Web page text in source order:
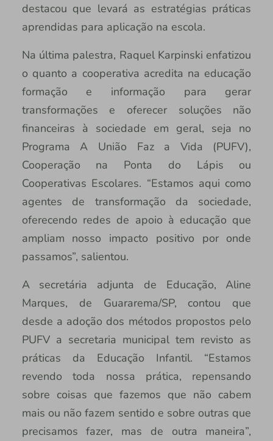
destacou que levará as estratégias práticas
aprendidas para aplicação na escola.
Na última palestra, Raquel Karpinski enfatizou
o quanto a cooperativa acredita na educação
formação e informação para gerar
transformações e oferecer soluções não
financeiras à sociedade em geral, seja no
Programa A União Faz a Vida (PUFV),
Cooperação na Ponta do Lápis ou
Cooperativas Escolares. “Estamos aqui como
agentes de transformação da sociedade,
oferecendo redes de apoio à educação que
ampliam nosso impacto positivo por onde
passamos”, salientou.
A secretária adjunta de Educação, Aline
Marques, de Guararema/SP, contou que
desde a adoção dos métodos propostos pelo
PUFV a secretaria municipal tem revisto as
práticas da Educação Infantil. “Estamos
revendo toda nossa prática, repensando
sobre coisas que fazemos que não cabem
mais ou não fazem sentido e sobre outras que
precisamos fazer, mas de outra maneira”,